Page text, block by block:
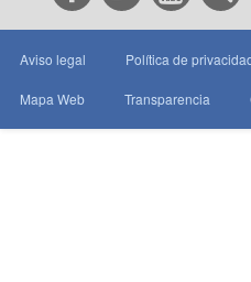
Aviso legal Política de
Mapa Web Transparencia